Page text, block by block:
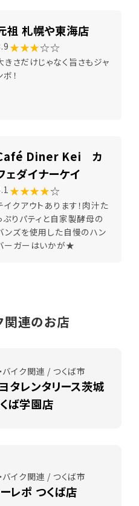
祖 札幌や東海店
★★★☆☆
きさだけじゃなく旨さもジャ
ボ！
Diner Kei カ
ェダイナーケイ
★★★★☆
イクアウトあります！肉汁た
ぷりパティと自家製酵母の
ンズを使用した自慢のハン
ーガーはいかが★
関連のお店
バイク関連 / つくば市
タレンタリース茨城
ば学園店
バイク関連 / つくば市
レポ つくば店